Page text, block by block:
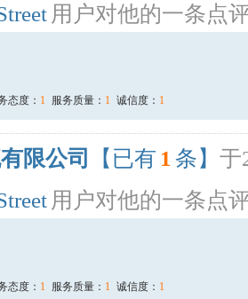
用户对他的一条点
态度： 1 服务质量： 1 诚信度： 1
限公司 【已有 1 条】 于
用户对他的一条点
态度： 1 服务质量： 1 诚信度： 1